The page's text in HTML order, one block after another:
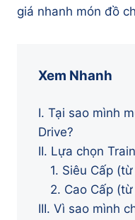
giá nhanh món đồ
Xem Nhanh
I. Tại sao mình
Drive?
II. Lựa chọn
1. Siêu Cấp
2. Cao Cấp
III. Vì sao mình